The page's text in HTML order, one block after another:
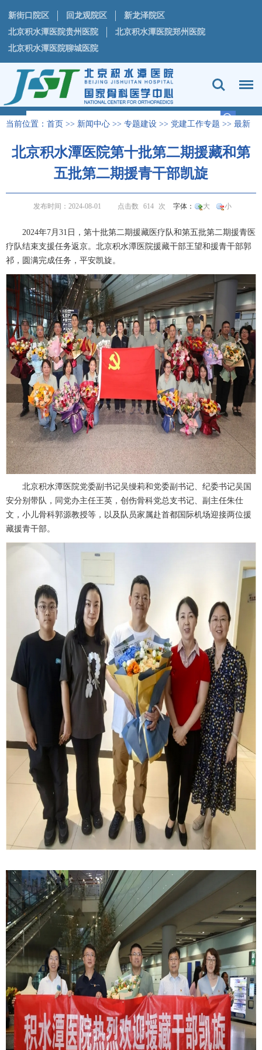
新街口院区 回龙观院区
新龙泽院区
北京积水潭医院贵州医院
北京积水潭医院郑州医院
北京积水潭医院聊城医院
当前位置： 首页 >> 新闻中心 >> 专题建设 >> 党建工作专题 >> 最新
北京积水潭医院第十批第二期援藏和第
五批第二期援青干部凯旋
发布时间：2024-08-01 点击数 614 次 字体： 大 小
2024年7月 31 日，第十批第二期援藏医疗队和第五批第二期援青医
疗队结束支援任务返京。北京积水潭医院援藏干部王望和援青干部郭
祁，圆满完成任务，平安凯旋。
北京积水潭医院党委副书记吴缦莉和党委副书记、纪委书记吴国
安分别带队，同 党办主任王英， 创伤骨科党总支书记、副主任朱仕
文 ， 小儿骨科郭源教授等，以及队员家属赴首都国际机场迎接两位援
藏援青干部。